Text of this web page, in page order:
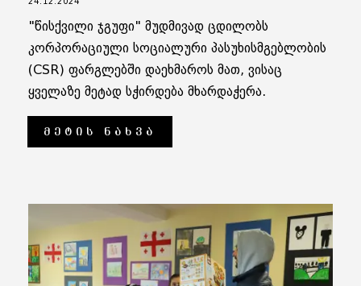
"წისქვილი ჯგუფი" მუდმივად ცდილობს
კორპორაციული სოციალური პასუხისმგებლობის
(CSR) ფარგლებში დაეხმაროს მათ, ვისაც
ყველაზე მეტად სჭირდება მხარდაჭერა.
ᲛᲔᲢᲘᲡ ᲜᲐᲮᲕᲐ